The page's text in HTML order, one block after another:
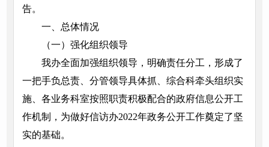
告。
一、总体情况
（一）强化组织领导
我办全面加强组织领导，明确责任分工，形成了
一把手负总责、分管领导具体抓、综合科牵头组织实
施、各业务科室按照职责积极配合的政府信息公开工
作机制，为做好信访办2022年政务公开工作奠定了坚
实的基础。